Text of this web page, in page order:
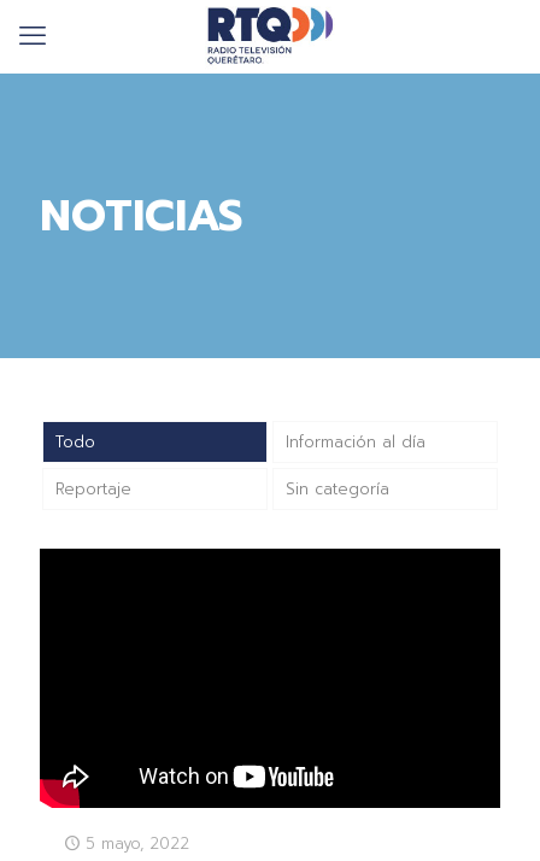
NOTICIAS
Todo Información al día
Reportaje Sin categoría
5 mayo, 2022